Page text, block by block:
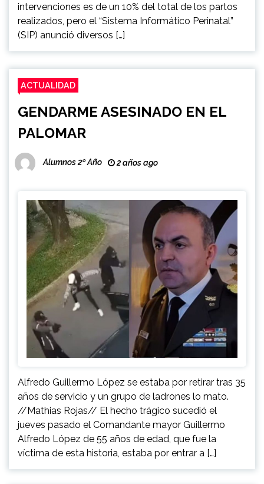
intervenciones es de un 10% del total de los partos
realizados, pero el “Sistema Informático Perinatal”
(SIP) anunció diversos […]
ACTUALIDAD
GENDARME ASESINADO EN EL
PALOMAR
Alumnos 2º Año 2 años ago
Alfredo Guillermo López se estaba por retirar tras 35
años de servicio y un grupo de ladrones lo mato.
//Mathias Rojas// El hecho trágico sucedió el
jueves pasado el Comandante mayor Guillermo
Alfredo López de 55 años de edad, que fue la
víctima de esta historia, estaba por entrar a […]